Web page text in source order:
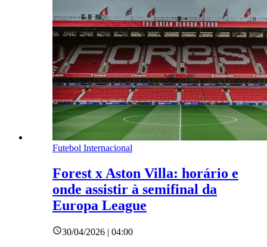
Futebol Internacional
Forest x Aston Villa: horário e
onde assistir à semifinal da
Europa League
30/04/2026 | 04:00